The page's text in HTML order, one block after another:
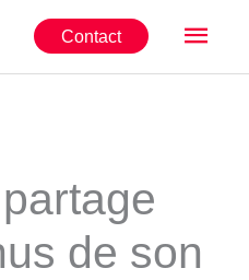
Contact
de son